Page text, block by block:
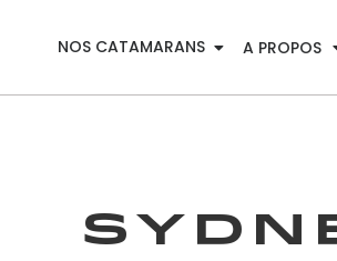
NOS CATAMARANS A PROPOS